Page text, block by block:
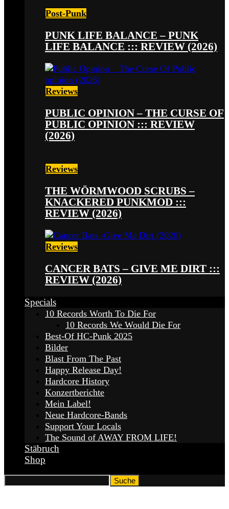
Post-Punk
PUNK LIFE BALANCE – PUNK
LIFE BALANCE ::: REVIEW (2026)
Reviews
PUBLIC OPINION – THE CURSE OF
PUBLIC OPINION ::: REVIEW
(2026)
Reviews
THE WÖRMWOOD SCRUBS –
KNACKERED PUNKMOD :::
REVIEW (2026)
Reviews
CANCER BATS – GIVE ME DIRT :::
REVIEW (2026)
Specials
10 Records Worth To Die For
10 Records We Would Die For
Best-Of HC-Punk 2025
Bilder
Blast From The Past
Happy Release Day!
Hardcore History
Konzertberichte
Mein Label!
Neue Hardcore-Bands
Support Your Locals
The Sound of AWAY FROM LIFE!
Stäbruch
Shop